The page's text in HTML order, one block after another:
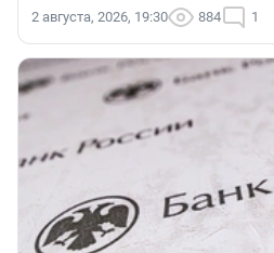
2 августа, 2026, 19:30 884 1